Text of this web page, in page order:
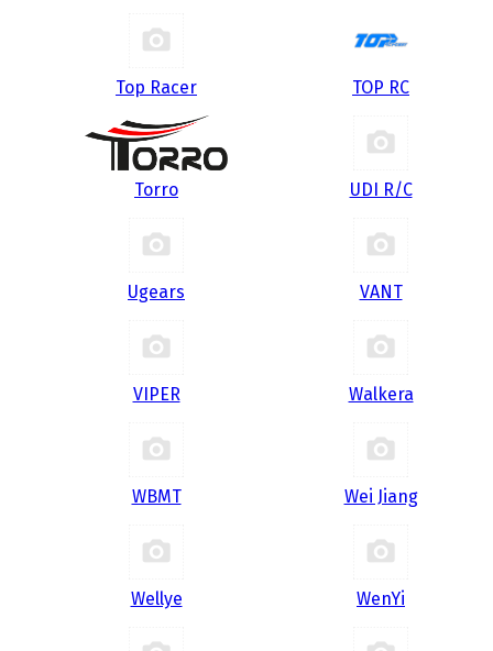
Top Racer TOP RC
Torro UDI R/С
Ugears VANT
VIPER Walkera
WBMT Wei Jiang
Wellye WenYi